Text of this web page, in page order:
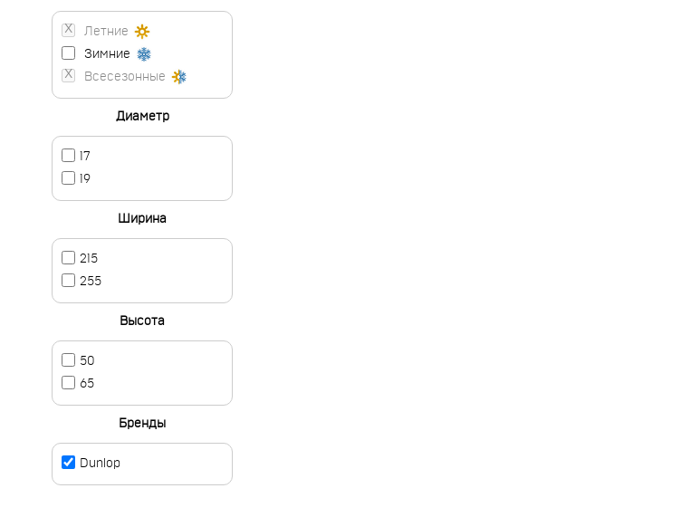
Летние
Зимние
Всесезонные
Диаметр
17
19
Ширина
215
255
Высота
50
65
Бренды
Dunlop